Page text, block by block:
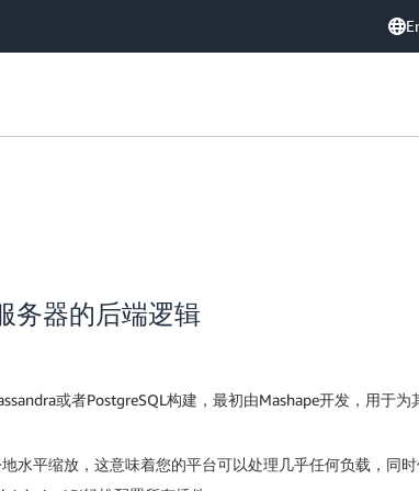
务器的后端逻辑
或者PostgreSQL构建，最初由Mashape开发，用于
水平缩放，这意味着您的平台可以处理几乎任何负载，同时